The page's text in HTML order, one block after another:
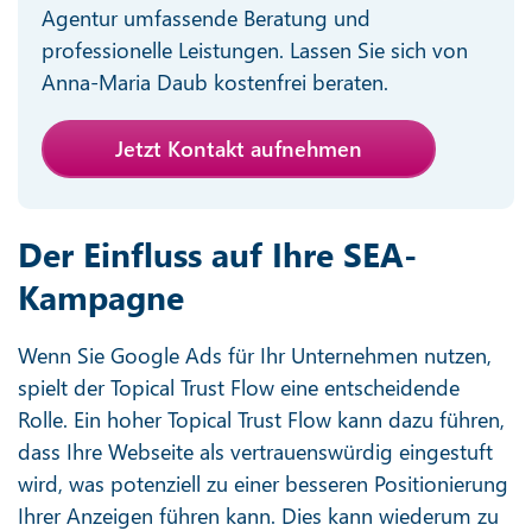
Agentur umfassende Beratung und
professionelle Leistungen. Lassen Sie sich von
Anna-Maria Daub kostenfrei beraten.
Jetzt Kontakt aufnehmen
Der Einfluss auf Ihre SEA-
Kampagne
Wenn Sie Google Ads für Ihr Unternehmen nutzen,
spielt der Topical Trust Flow eine entscheidende
Rolle. Ein hoher Topical Trust Flow kann dazu führen,
dass Ihre Webseite als vertrauenswürdig eingestuft
wird, was potenziell zu einer besseren Positionierung
Ihrer Anzeigen führen kann. Dies kann wiederum zu